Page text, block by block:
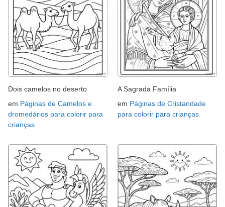
Dois camelos no deserto
em Páginas de Camelos e
dromedários para colorir para
crianças
A Sagrada Família
em Páginas de Cristandade
para colorir para crianças